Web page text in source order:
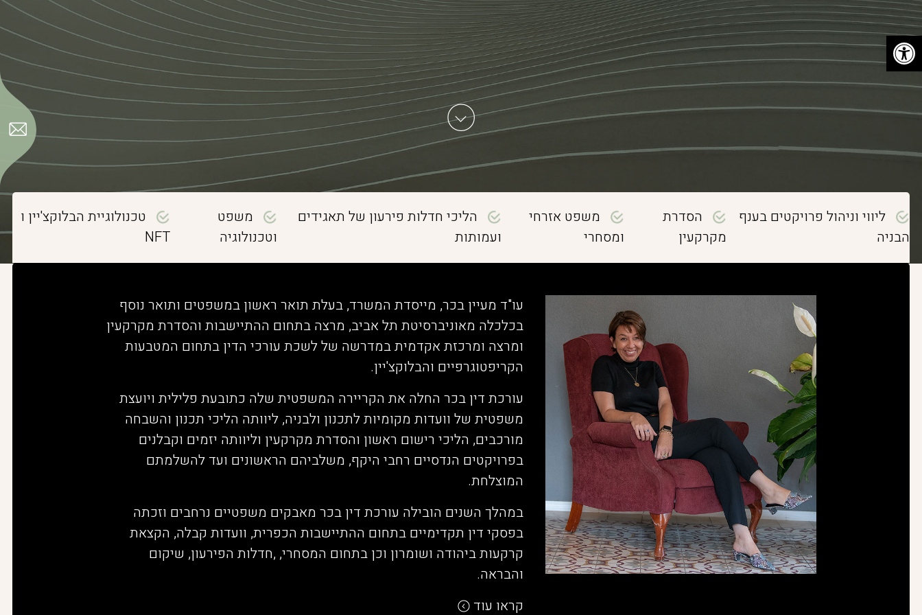
פתח סרגל נגישות
ליווי וניהול פרויקטים בענף
הבניה
הסדרת
מקרקעין
משפט אזרחי
ומסחרי
הליכי חדלות פירעון של תאגידים
ועמותות
משפט
וטכנולוגיה
טכנולוגיית הבלוקצ'יין ו
NFT
עו"ד מעיין בכר, מייסדת המשרד, בעלת תואר ראשון במשפטים ותואר נוסף
בכלכלה מאוניברסיטת תל אביב, מרצה בתחום ההתיישבות והסדרת מקרקעין
ומרצה ומרכזת אקדמית במדרשה של לשכת עורכי הדין בתחום המטבעות
הקריפטוגרפיים והבלוקצ'יין.
עורכת דין בכר החלה את הקריירה המשפטית שלה כתובעת פלילית ויועצת
משפטית של וועדות מקומיות לתכנון ולבניה, ליוותה הליכי תכנון והשבחה
מורכבים, הליכי רישום ראשון והסדרת מקרקעין וליוותה יזמים וקבלנים
בפרויקטים הנדסיים רחבי היקף, משלביהם הראשונים ועד להשלמתם
המוצלחת.
במהלך השנים הובילה עורכת דין בכר מאבקים משפטיים נרחבים וזכתה
בפסקי דין תקדימיים בתחום ההתיישבות הכפרית, וועדות קבלה, הקצאת
קרקעות ביהודה ושומרון וכן בתחום המסחרי, ,חדלות הפירעון, שיקום
והבראה.
קראו עוד